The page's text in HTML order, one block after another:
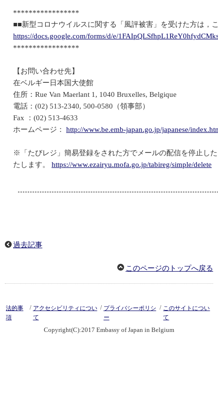
*****************
■■新型コロナウイルスに関する「風評被害」を受けた方は，
https://docs.google.com/forms/d/e/
*****************
【お問い合わせ先】
在ベルギー日本国大使館
住所：Rue Van Maerlant 1, 1040 Bruxelles, Belgique
電話：(02) 513-2340, 500-0580（領事部）
Fax ：(02) 513-4633
ホームページ： http://www.be.emb-japan.go.jp/japanese/
※「たびレジ」簡易登録をされた方でメールの配信を停止し
たします。 https://www.ezairyu.mofa.go.jp/tabireg/simple/delete
過去記事
このページのトップへ戻る
法的事
項
/ アクセシビリティについ
て
/ プライバシーポリシ
ー
/ このサイトについ
て
Copyright(C):2017 Embassy of Japan in Belgium